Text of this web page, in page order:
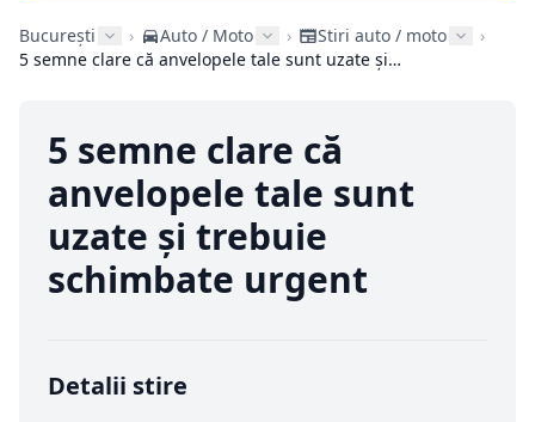
București › Auto / Moto › Stiri auto / moto
›
5 semne clare că anvelopele tale sunt uzate și trebuie schimbate urgent
5 semne clare că
anvelopele tale sunt
uzate și trebuie
schimbate urgent
Detalii stire